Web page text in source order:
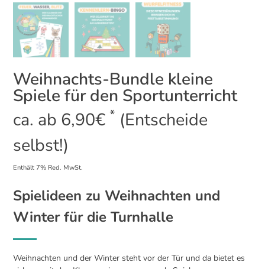
Weihnachts-Bundle kleine
Spiele für den Sportunterricht
ca. ab 6,90€ * (Entscheide
selbst!)
Enthält 7% Red. MwSt.
Spielideen zu Weihnachten und
Winter für die Turnhalle
Weihnachten und der Winter steht vor der Tür und da bietet es